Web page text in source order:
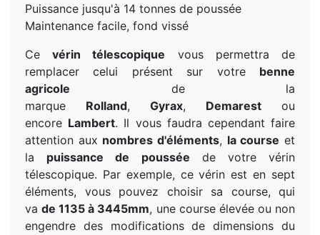
Puissance jusqu'à 14 tonnes de poussée
Maintenance facile, fond vissé
Cevérin télescopique vous permettra de
remplacer celui présent sur votre benne
agricole de la
marque Rolland, Gyrax, Demarest ou
encore Lambert. Il vous faudra cependant faire
attention aux nombres d'éléments, la course et
la puissance de poussée de votre vérin
télescopique. Par exemple, ce vérin est en sept
éléments, vous pouvez choisir sa course, qui
vade 1135 à 3445mm, une course élevée ou non
engendre des modifications de dimensions du